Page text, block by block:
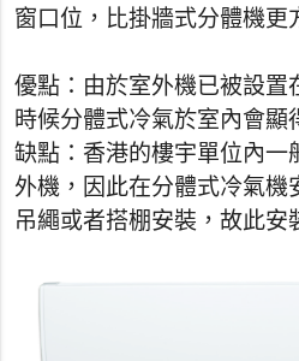
窗口位，比掛牆式分體機更
優點：由於室外機已被設置
時候分體式冷氣於室內會顯
缺點：香港的樓宇單位內一
外機，因此在分體式冷氣機
吊繩或者搭棚安裝，故此安